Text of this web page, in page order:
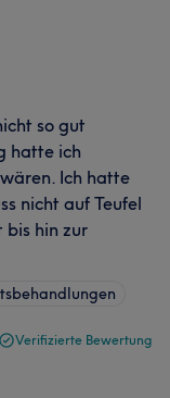
so gut
hatte ich
Ich hatte
nicht auf Teufel
bis hin zur
Verifizierte Bewertung